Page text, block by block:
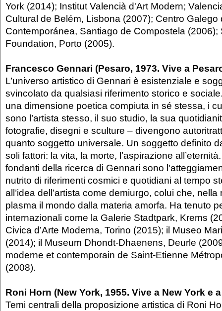
York (2014); Institut Valencià d'Art Modern;
Cultural de Belém, Lisbona (2007); Centro Galego
Contemporánea, Santiago de Compostela (2006);
Foundation, Porto (2005).
Francesco Gennari (Pesaro, 1973. Vive a
L’universo artistico di Gennari è esistenziale e
svincolato da qualsiasi riferimento storico e
una dimensione poetica compiuta in sé stessa, i
sono l’artista stesso, il suo studio, la sua
fotografie, disegni e sculture – divengono
quanto soggetto universale. Un soggetto definito
soli fattori: la vita, la morte, l’aspirazione
fondanti della ricerca di Gennari sono
nutrito di riferimenti cosmici e quotidiani al tempo
all’idea dell’artista come demiurgo, colui che,
plasma il mondo dalla materia amorfa. Ha tenuto
internazionali come la Galerie Stadtpark, Krems
Civica d’Arte Moderna, Torino (2015); il Museo
(2014); il Museum Dhondt-Dhaenens, Deurle
moderne et contemporain de Saint-Etienne
(2008).
Roni Horn (New York, 1955. Vive a New York e
Temi centrali della proposizione artistica di Roni